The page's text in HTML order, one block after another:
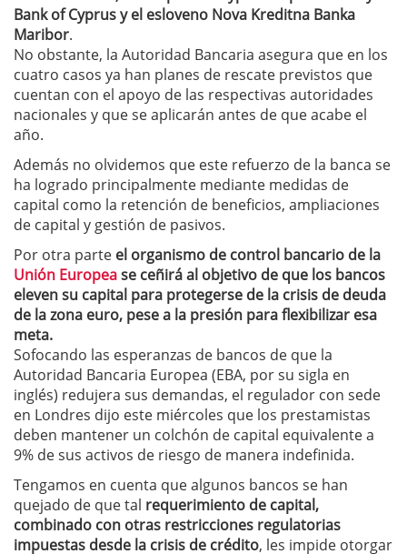
Bank of Cyprus y el esloveno Nova Kreditna Banka
Maribor.
No obstante, la Autoridad Bancaria asegura que en los
cuatro casos ya han planes de rescate previstos que
cuentan con el apoyo de las respectivas autoridades
nacionales y que se aplicarán antes de que acabe el
año.
Además no olvidemos que este refuerzo de la banca se
ha logrado principalmente mediante medidas de
capital como la retención de beneficios, ampliaciones
de capital y gestión de pasivos.
Por otra parte el organismo de control bancario de la
Unión Europease ceñirá al objetivo de que los bancos
eleven su capital para protegerse de la crisis de deuda
de la zona euro, pese a la presión para flexibilizar esa
meta.
Sofocando las esperanzas de bancos de que la
Autoridad Bancaria Europea (EBA, por su sigla en
inglés) redujera sus demandas, el regulador con sede
en Londres dijo este miércoles que los prestamistas
deben mantener un colchón de capital equivalente a
9% de sus activos de riesgo de manera indefinida.
Tengamos en cuenta que algunos bancos se han
quejado de que tal requerimiento de capital,
combinado con otras restricciones regulatorias
impuestas desde la crisis de crédito, les impide otorgar